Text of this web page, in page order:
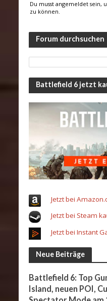
Du musst angemeldet sein,
zu können.
Forum durchsuchen
Battlefield 6 jetzt
Jetzt bei
Jetzt bei Steam
Jetzt bei Instant
Neue Beiträge
Battlefield 6: Top
Island, neuen POI,